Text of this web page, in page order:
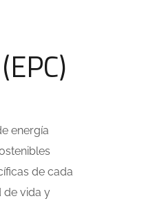
energía
de cada
de vida y